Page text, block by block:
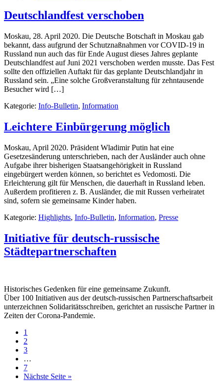
Deutschlandfest verschoben
Moskau, 28. April 2020. Die Deutsche Botschaft in Moskau gab
bekannt, dass aufgrund der Schutznaßnahmen vor COVID-19 in
Russland nun auch das für Ende August dieses Jahres geplante
Deutschlandfest auf Juni 2021 verschoben werden musste. Das Fest
sollte den offiziellen Auftakt für das geplante Deutschlandjahr in
Russland sein. „Eine solche Großveranstaltung für zehntausende
Besucher wird […]
Kategorie: Info-Bulletin, Information
Leichtere Einbürgerung möglich
Moskau, April 2020. Präsident Wladimir Putin hat eine
Gesetzesänderung unterschrieben, nach der Ausländer auch ohne
Aufgabe ihrer bisherigen Staatsangehörigkeit in Russland
eingebürgert werden können, so berichtet es Vedomosti. Die
Erleichterung gilt für Menschen, die dauerhaft in Russland leben.
Außerdem profitieren z. B. Ausländer, die mit Russen verheiratet
sind, sofern sie gemeinsame Kinder haben.
Kategorie: Highlights, Info-Bulletin, Information, Presse
Initiative für deutsch-russische
Städtepartnerschaften
Historisches Gedenken für eine gemeinsame Zukunft.
Über 100 Initiativen aus der deutsch-russischen Partnerschaftsarbeit
unterzeichnen Solidaritätsschreiben, gerichtet an russische Partner in
Zeiten der Corona-Pandemie.
1
2
3
…
7
Nächste Seite »